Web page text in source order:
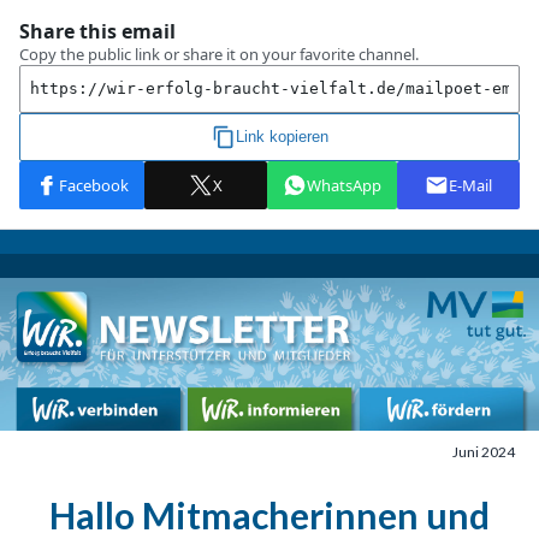
Juni 2024
Hallo Mitmacherinnen und